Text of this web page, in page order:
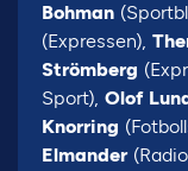
Bohman
(Expressen),
Strömberg
Sport), Olof
Knorring
Elmander